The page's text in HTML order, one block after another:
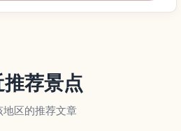
推荐景点
地区的推荐文章